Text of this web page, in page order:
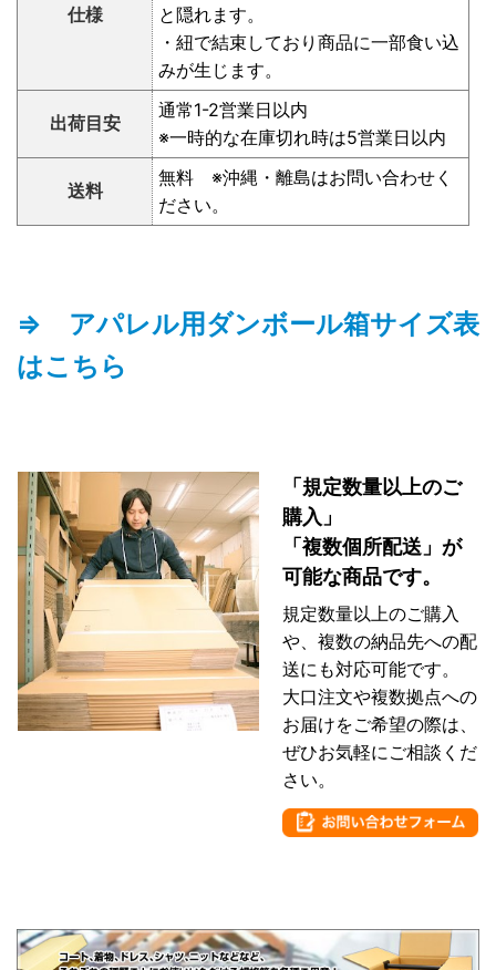
仕様
と隠れます。
・紐で結束しており商品に一部食い込
みが生じます。
出荷目安
通常1-2営業日以内
※一時的な在庫切れ時は5営業日以内
送料
無料 ※沖縄・離島はお問い合わせく
ださい。
⇒ アパレル用ダンボール箱サイズ表
はこちら
「規定数量以上のご
購入」
「複数個所配送」が
可能な商品です。
規定数量以上のご購入
や、複数の納品先への配
送にも対応可能です。
大口注文や複数拠点への
お届けをご希望の際は、
ぜひお気軽にご相談くだ
さい。